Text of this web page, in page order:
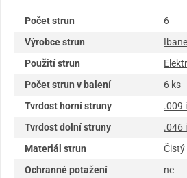
Počet strun
6
Výrobce strun
Použití strun
Počet strun v balení
6 ks
Tvrdost horní struny
.009
Tvrdost dolní struny
.046
Materiál strun
Čistý
Ochranné potažení
ne